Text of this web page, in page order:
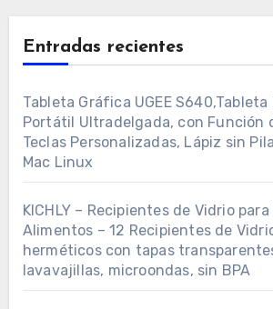
Entradas recientes
Tableta Gráfica UGEE
Portátil Ultradelgada, con Función
Teclas Personalizadas, Lápiz sin
Mac Linux
KICHLY – Recipientes de Vidrio
Alimentos – 12 Recipientes de
herméticos con tapas
lavavajillas, microondas, sin BPA